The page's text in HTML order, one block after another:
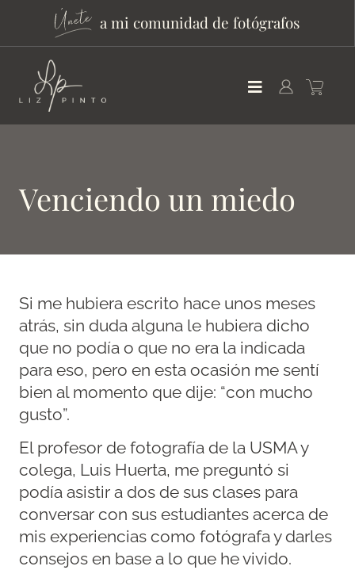
a mi comunidad de fotógrafos
Venciendo un miedo
Si me hubiera escrito hace unos meses
atrás, sin duda alguna le hubiera dicho
que no podía o que no era la indicada
para eso, pero en esta ocasión me sentí
bien al momento que dije: “con mucho
gusto”.
El profesor de fotografía de la USMA y
colega, Luis Huerta, me preguntó si
podía asistir a dos de sus clases para
conversar con sus estudiantes acerca de
mis experiencias como fotógrafa y darles
consejos en base a lo que he vivido.